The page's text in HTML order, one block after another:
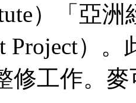
）「亞
Project）
修工作。